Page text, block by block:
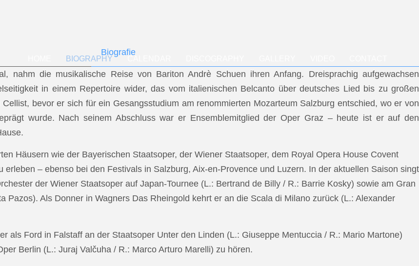
BIOGRAPHY
Biografie
nahm die musikalische Reise von Bariton Andrè Schuen ihren Anfang. Dreisprachig aufgewachsen
in einem Repertoire wider, das vom italienischen Belcanto über deutsches Lied bis zu großen
bevor er sich für ein Gesangsstudium am renommierten Mozarteum Salzburg entschied, wo er von
wurde. Nach seinem Abschluss war er Ensemblemitglied der Oper Graz – heute ist er auf den
Häusern wie der Bayerischen Staatsoper, der Wiener Staatsoper, dem Royal Opera House Covent
– ebenso bei den Festivals in Salzburg, Aix-en-Provence und Luzern. In der aktuellen Saison singt
der Wiener Staatsoper auf Japan-Tournee (L.: Bertrand de Billy / R.: Barrie Kosky) sowie am Gran
Pazos). Als Donner in Wagners Das Rheingold kehrt er an die Scala di Milano zurück (L.: Alexander
als Ford in Falstaff an der Staatsoper Unter den Linden (L.: Giuseppe Mentuccia / R.: Mario Martone)
Berlin (L.: Juraj Valčuha / R.: Marco Arturo Marelli) zu hören.